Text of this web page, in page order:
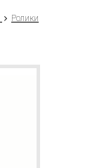
Ролики